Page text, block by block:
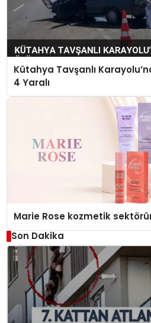
Kütahya Tavşanlı
4 Yaralı
Marie Rose kozmetik
Son Dakika